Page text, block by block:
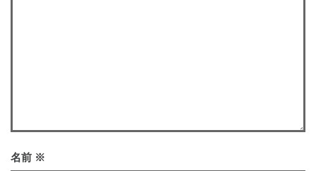
名前 ※